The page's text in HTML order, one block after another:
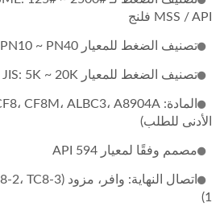
MSS / API فلنج
تصنيف الضغط للمعيار ISO: PN10 ~ PN40 مناسب لفلنج ISO
تصنيف الضغط للمعيار JIS: 5K ~ 20K مناسب لفلنج JIS
الأدنى للطلب)
مصمم وفقًا لمعيار API 594
1)